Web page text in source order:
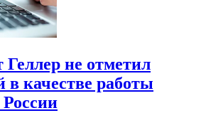
Геллер не отметил
в качестве работы
России